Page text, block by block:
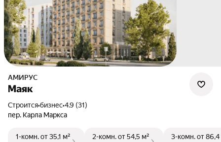
АМИРУС
Маяк
Строится•бизнес•4.9 (31)
пер. Карла Маркса
1-комн.от 35,1 м²
2-комн.от 54,5 м²
3-комн.от 86,4